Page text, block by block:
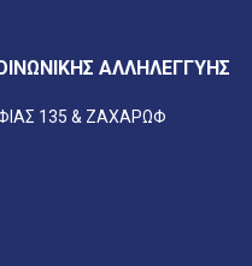
ΑΛΛΗΛΕΓΓΥΗΣ
135 & ΖΑΧΑΡΩΦ